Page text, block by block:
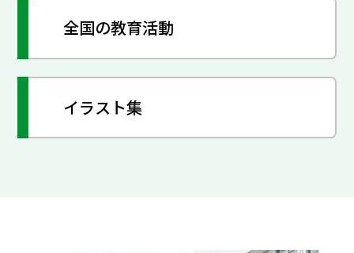
全国の教育活動
イラスト集